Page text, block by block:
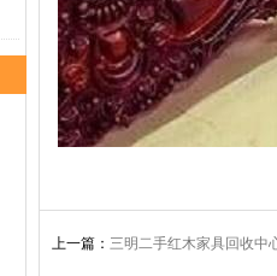
上一篇： 三明二手红木家具回收中